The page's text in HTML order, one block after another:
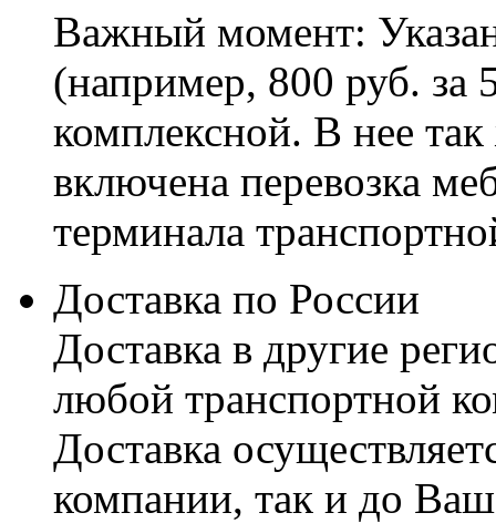
Важный момент:
(например, 800 руб. за
комплексной. В нее
включена перевозка
терминала
Доставка по России
Доставка в другие
любой транспортной
Доставка
компании, так и до